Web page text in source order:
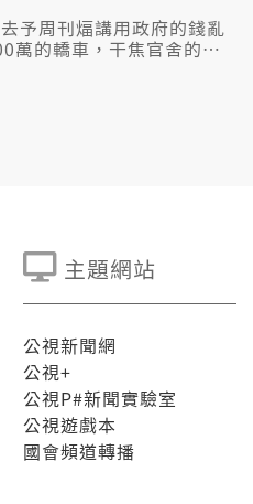
予周刊煏講用政府的錢亂
萬的轎車，干焦官舍的採
採購是攏有照規定，針對
明。
主題網站
公視新聞網
公視+
公視P#新聞實驗室
公視遊戲本
國會頻道轉播